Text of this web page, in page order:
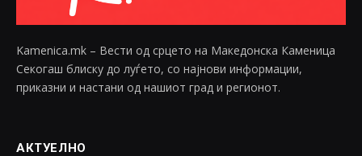
Kamenica.mk – Вести од срцето на Македонска Каменица
Секогаш блиску до луѓето, со најнови информации,
приказни и настани од нашиот град и регионот.
АКТУЕЛНО